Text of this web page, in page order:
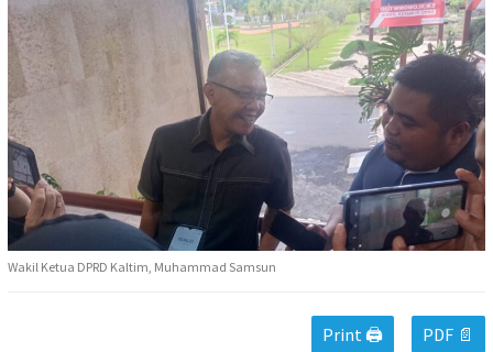
Wakil Ketua DPRD Kaltim, Muhammad Samsun
Print 🖨
PDF 📄